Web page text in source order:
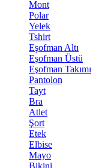
Mont
Polar
Yelek
Tshirt
Eşofman Altı
Eşofman Üstü
Eşofman Takımı
Pantolon
Tayt
Bra
Atlet
Şort
Etek
Elbise
Mayo
Bikini